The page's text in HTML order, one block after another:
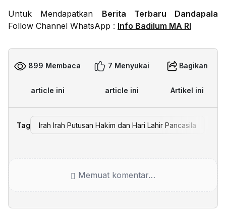
Untuk Mendapatkan Berita Terbaru Dandapala
Follow Channel WhatsApp : Info Badilum MA RI
899 Membaca
article ini
7 Menyukai
article ini
Bagikan
Artikel ini
Tag Irah Irah Putusan Hakim dan Hari Lahir Pancasila
Memuat komentar…